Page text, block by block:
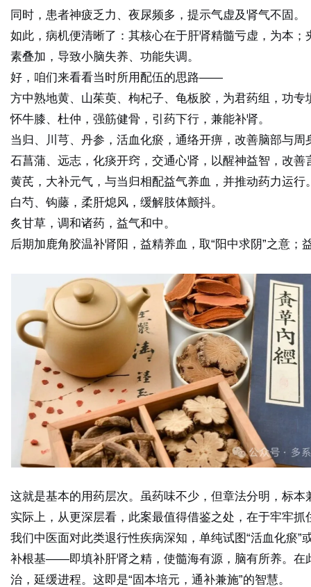
同时，患者神疲乏力、夜尿频多，提示气虚及肾气不固 。
如此，病机便清晰了：其核心在于肝肾精髓亏虚，为本 ；
素叠加，导致小脑失养、功能失调。
好，咱们来看看当时所用配伍的思路——
方中熟地黄、山茱萸、枸杞子、龟板胶，为君药组，功专
怀牛膝、杜仲， 强筋健骨，引药下行 ，兼能补肾。
当归、川芎、丹参， 活血化瘀，通络开痹 ，改善脑部与
石菖蒲、远志， 化痰开窍，交通心肾 ，以醒神益智，改
黄芪， 大补元气 ，与当归相配益气养血，并推动药力运行
白芍、钩藤， 柔肝熄风 ，缓解肢体颤抖。
炙甘草，调和诸药，益气和中。
后期加鹿角胶温补肾阳，益精养血 ，取“阳中求阴”之意；
这就是基本的用药层次。虽药味不少，但章法分明，标本
实际上，从更深层看，此案最值得借鉴之处，在于牢牢抓
我们中医面对此类退行性疾病深知，单纯试图“活血化瘀”
补根基——即填补肝肾之精，使髓海有源，脑有所养。在
治，延缓进程。这即是“固本培元，通补兼施”的智慧。